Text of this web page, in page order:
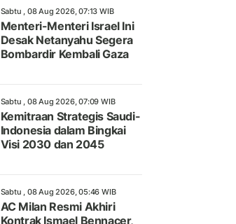
Sabtu , 08 Aug 2026, 07:13 WIB
Menteri-Menteri Israel Ini
Desak Netanyahu Segera
Bombardir Kembali Gaza
Sabtu , 08 Aug 2026, 07:09 WIB
Kemitraan Strategis Saudi-
Indonesia dalam Bingkai
Visi 2030 dan 2045
Sabtu , 08 Aug 2026, 05:46 WIB
AC Milan Resmi Akhiri
Kontrak Ismael Bennacer,